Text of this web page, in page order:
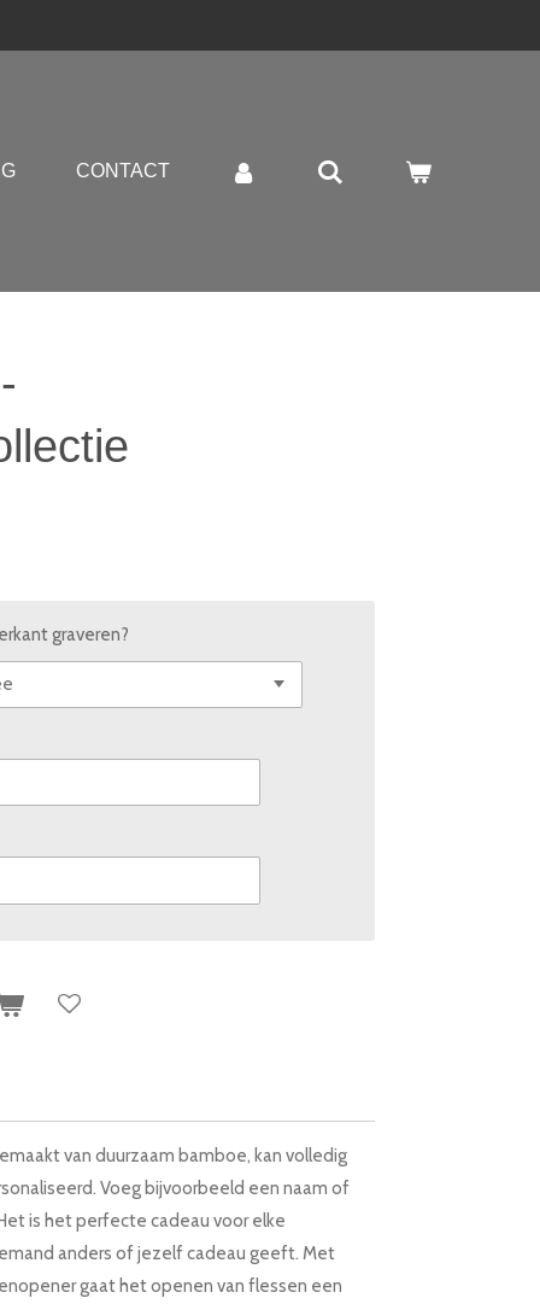
CONTACT
graveren?
van duurzaam bamboe, kan volledig
Voeg bijvoorbeeld een naam of
is het perfecte cadeau voor elke
anders of jezelf cadeau geeft. Met
gaat het openen van flessen een